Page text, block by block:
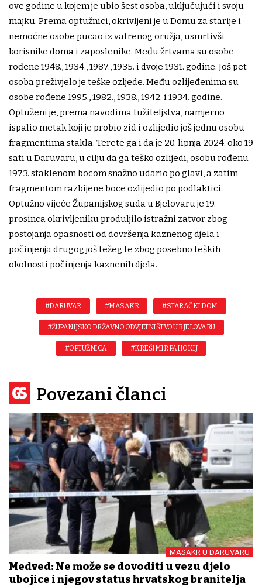
ove godine u kojem je ubio šest osoba, uključujući i svoju
majku. Prema optužnici, okrivljeni je u Domu za starije i
nemoćne osobe pucao iz vatrenog oružja, usmrtivši
korisnike doma i zaposlenike. Među žrtvama su osobe
rođene 1948., 1934., 1987., 1935. i dvoje 1931. godine. Još pet
osoba preživjelo je teške ozljede. Među ozlijeđenima su
osobe rođene 1995., 1982., 1938., 1942. i 1934. godine.
Optuženi je, prema navodima tužiteljstva, namjerno
ispalio metak koji je probio zid i ozlijedio još jednu osobu
fragmentima stakla. Terete ga i da je 20. lipnja 2024. oko 19
sati u Daruvaru, u cilju da ga teško ozlijedi, osobu rođenu
1973. staklenom bocom snažno udario po glavi, a zatim
fragmentom razbijene boce ozlijedio po podlaktici.
Optužno vijeće Županijskog suda u Bjelovaru je 19.
prosinca okrivljeniku produljilo istražni zatvor zbog
postojanja opasnosti od dovršenja kaznenog djela i
počinjenja drugog još težeg te zbog posebno teških
okolnosti počinjenja kaznenih djela.
#DARUVAR #MASAKR #STARAČKI DOM
#ŽUPANIJSKO DRŽAVNO ODVJETNIŠTVO U BJELOVARU
#OPTUŽNICA #KREŠIMIR PAHOKIJ
Povezani članci
MASAKR U DARUVARU
Medved: Ne može se dovoditi u vezu djelo
ubojice i njegov status hrvatskog branitelja